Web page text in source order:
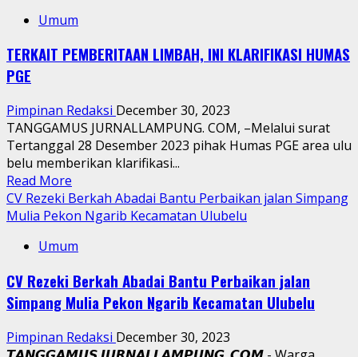
Bringin
Destinasi
Yang
Sangat
Memukau
Untuk
Merayakan
Malam
Pergantian
Umum
TERKAIT PEMBERITAAN LIMBAH, INI KLARIFIKASI HUMAS
PGE
Pimpinan Redaksi December 30, 2023
TANGGAMUS JURNALLAMPUNG. COM, –Melalui surat
Tertanggal 28 Desember 2023 pihak Humas PGE area ulu
belu memberikan klarifikasi...
Read More
more
about
PEMBERITAAN
INI
KLARIFIKASI
PGE
CV Rezeki Berkah Abadai Bantu Perbaikan jalan Simpang
Mulia Pekon Ngarib Kecamatan Ulubelu
Umum
CV Rezeki Berkah Abadai Bantu Perbaikan jalan
Simpang Mulia Pekon Ngarib Kecamatan Ulubelu
Pimpinan Redaksi December 30, 2023